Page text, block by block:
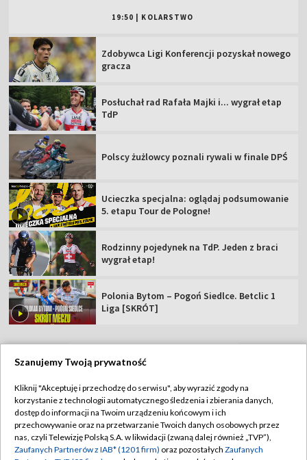
19:50 KOLARSTWO
Zdobywca Ligi Konferencji pozyskał nowego
gracza
Posłuchał rad Rafała Majki i... wygrał etap
TdP
Polscy żużlowcy poznali rywali w finale DPŚ
Ucieczka specjalna: oglądaj podsumowanie
5. etapu Tour de Pologne!
Rodzinny pojedynek na TdP. Jeden z braci
wygrał etap!
Polonia Bytom – Pogoń Siedlce. Betclic 1
Liga [SKRÓT]
Abonament TVP
Sklep TVP
Biuro Reklamy
Regulamin TVP
Polityka prywatności
Moje zgody
Szanujemy Twoją prywatność
Kliknij "Akceptuję i przechodzę do serwisu", aby wyrazić zgody na
korzystanie z technologii automatycznego śledzenia i zbierania danych,
dostęp do informacji na Twoim urządzeniu końcowym i ich
przechowywanie oraz na przetwarzanie Twoich danych osobowych przez
nas, czyli Telewizję Polską S.A. w likwidacji (zwaną dalej również „TVP”),
Zaufanych Partnerów z IAB* (1201 firm) oraz pozostałych Zaufanych